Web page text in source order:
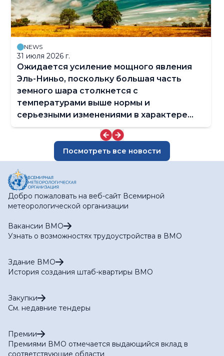
NEWS
31 июля 2026 г.
Ожидается усиление мощного явления
Эль-Ниньо, поскольку большая часть
земного шара столкнется с
температурами выше нормы и
серьезными изменениями в характере
осадков
Посмотреть все новости
Добро пожаловать на веб-сайт Всемирной
метеорологической организации
Вакансии ВМО
Узнать о возможностях трудоустройства в ВМО
Здание ВМО
История создания штаб-квартиры ВМО
Закупки
См. недавние тендеры
Премии
Премиями ВМО отмечается выдающийся вклад в
соответствующие области